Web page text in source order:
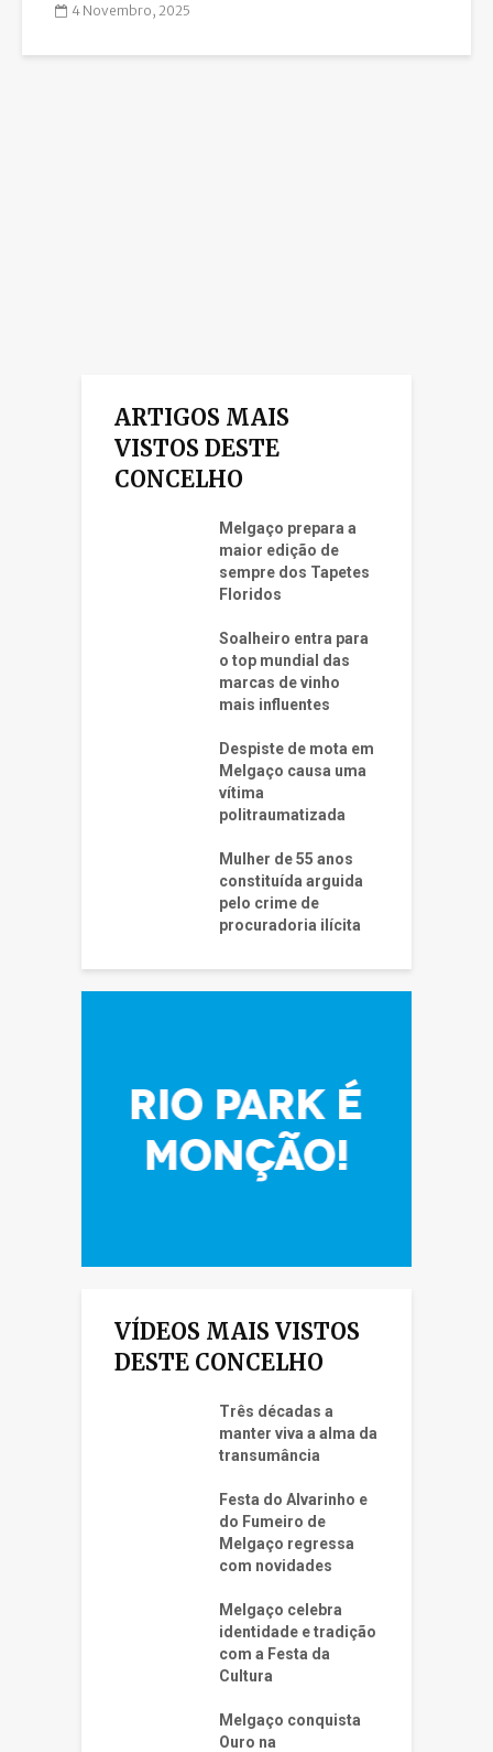
4 Novembro, 2025
ARTIGOS MAIS
VISTOS DESTE
CONCELHO
Melgaço prepara a
maior edição de
sempre dos Tapetes
Floridos
Soalheiro entra para
o top mundial das
marcas de vinho
mais influentes
Despiste de mota em
Melgaço causa uma
vítima
politraumatizada
Mulher de 55 anos
constituída arguida
pelo crime de
procuradoria ilícita
VÍDEOS MAIS VISTOS
DESTE CONCELHO
Três décadas a
manter viva a alma da
transumância
Festa do Alvarinho e
do Fumeiro de
Melgaço regressa
com novidades
Melgaço celebra
identidade e tradição
com a Festa da
Cultura
Melgaço conquista
Ouro na